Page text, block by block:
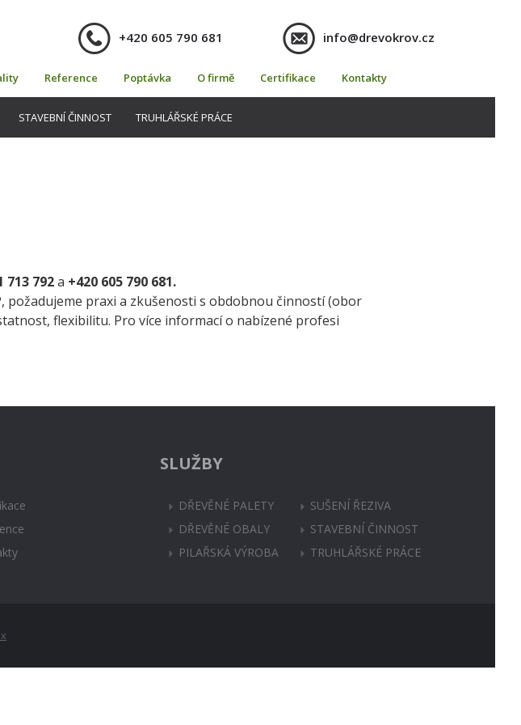
+420 605 790 681 info@drevokrov.cz
Reference Poptávka O firmě Certifikace Kontakty
STAVEBNÍ ČINNOST TRUHLÁŘSKÉ PRÁCE
713 792a +420 605 790 681.
požadujeme praxi a zkušenosti s obdobnou činností (obor
flexibilitu. Pro více informací o nabízené profesi
SLUŽBY
DŘEVĚNÉ PALETY
DŘEVĚNÉ OBALY
PILAŘSKÁ VÝROBA
SUŠENÍ ŘEZIVA
STAVEBNÍ ČINNOST
TRUHLÁŘSKÉ PRÁCE